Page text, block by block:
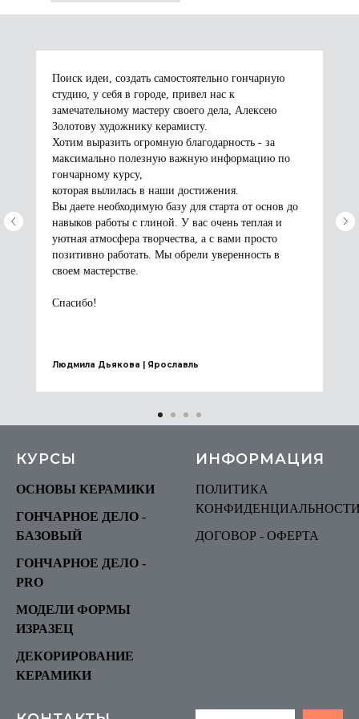
Поиск идеи, создать самостоятельно гончарную
студию, у себя в городе, привел нас к
замечательному мастеру своего дела, Алексею
Золотову художнику керамисту.
Хотим выразить огромную благодарность - за
максимально полезную важную информацию по
гончарному курсу,
которая вылилась в наши достижения.
Вы даете необходимую базу для старта от основ до
навыков работы с глиной. У вас очень теплая и
уютная атмосфера творчества, а с вами просто
позитивно работать. Мы обрели уверенность в
своем мастерстве.
Спасибо!
Людмила Дьякова | Ярославль
КУРСЫ
ОСНОВЫ КЕРАМИКИ
ГОНЧАРНОЕ ДЕЛО -
БАЗОВЫЙ
ГОНЧАРНОЕ ДЕЛО -
PRO
МОДЕЛИ ФОРМЫ
ИЗРАЗЕЦ
ДЕКОРИРОВАНИЕ
КЕРАМИКИ
ИНФОРМАЦИЯ
ПОЛИТИКА
ДОГОВОР - ОФЕРТА